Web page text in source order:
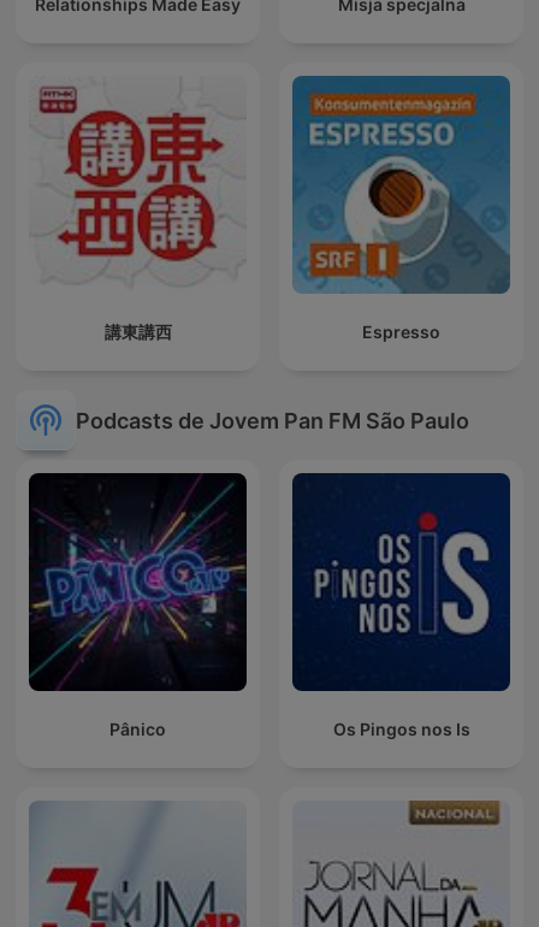
Relationships Made Easy Misja specjalna
講東講西 Espresso
Podcasts de Jovem Pan FM São Paulo
Pânico Os Pingos nos Is